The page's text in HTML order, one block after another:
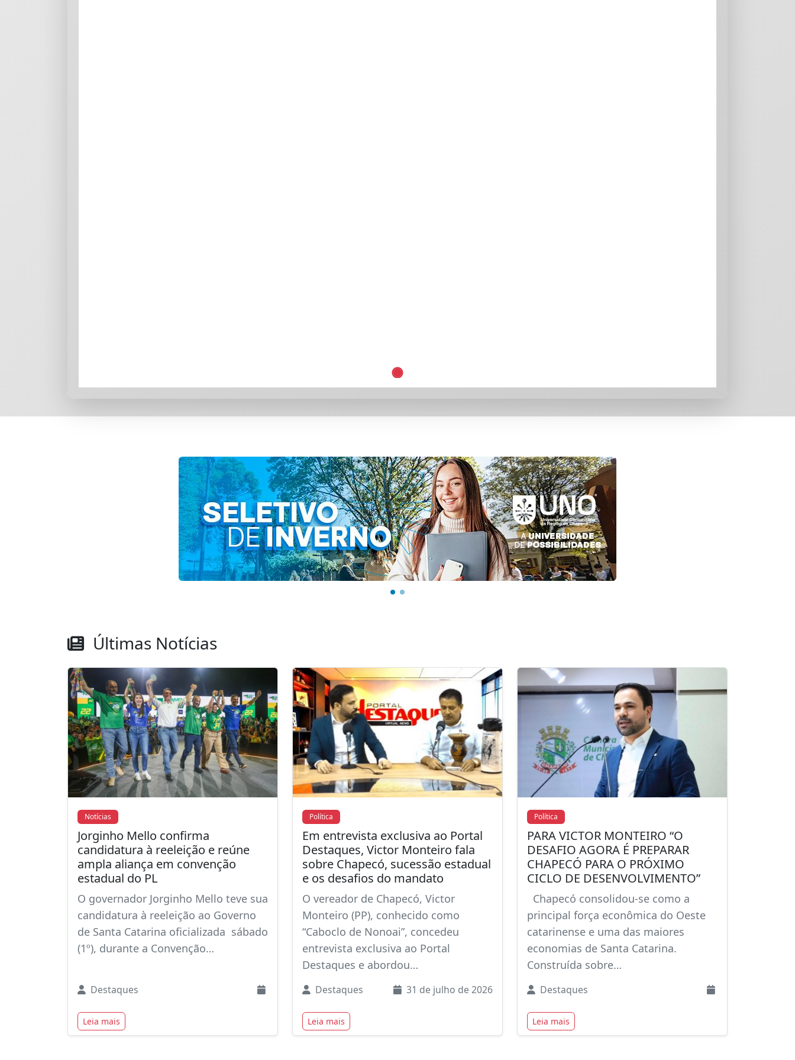
Últimas Notícias
Notícias
Jorginho Mello confirma
candidatura à reeleição e reúne
ampla aliança em convenção
candidatura à reeleição ao Governo
de Santa Catarina oficializada sábado
(1º), durante a Convenção…
Política
Em entrevista exclusiva ao Portal
Destaques, Victor Monteiro fala
sobre Chapecó, sucessão estadual
e os desafios do mandato
Monteiro (PP), conhecido como
“Caboclo de Nonoai”, concedeu
entrevista exclusiva ao Portal
Política
PARA VICTOR MONTEIRO “O
DESAFIO AGORA É PREPARAR
CHAPECÓ PARA O PRÓXIMO
CICLO DE DESENVOLVIMENTO”
principal força econômica do Oeste
catarinense e uma das maiores
economias de Santa Catarina.